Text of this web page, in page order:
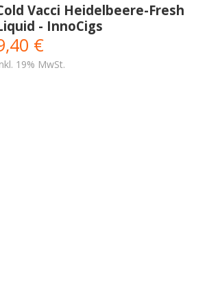
Vacci Heidelbeere-Fresh
- InnoCigs
€
19% MwSt.